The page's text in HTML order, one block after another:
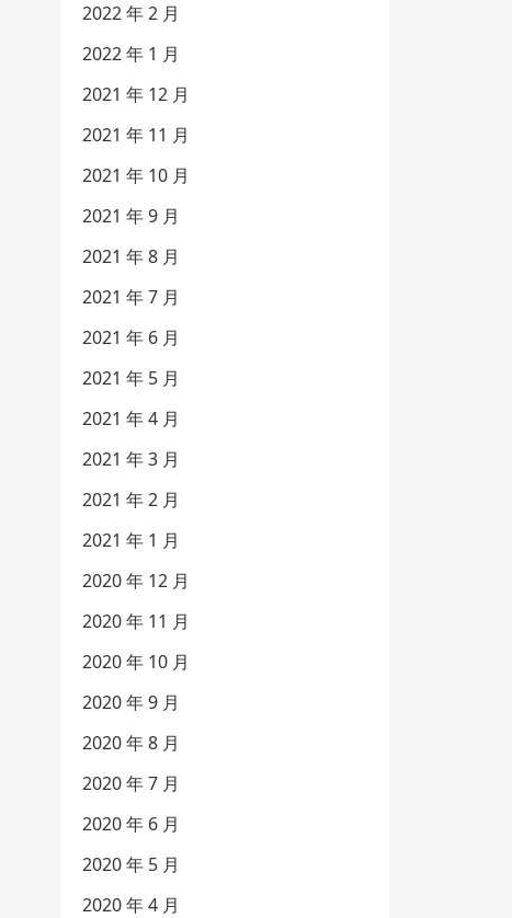
2022 年 2 月
2022 年 1 月
2021 年 12 月
2021 年 11 月
2021 年 10 月
2021 年 9 月
2021 年 8 月
2021 年 7 月
2021 年 6 月
2021 年 5 月
2021 年 4 月
2021 年 3 月
2021 年 2 月
2021 年 1 月
2020 年 12 月
2020 年 11 月
2020 年 10 月
2020 年 9 月
2020 年 8 月
2020 年 7 月
2020 年 6 月
2020 年 5 月
2020 年 4 月